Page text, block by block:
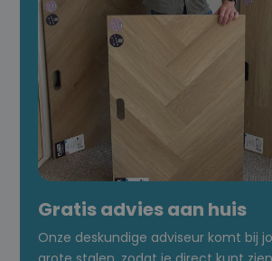
Gratis advies aan huis
Onze deskundige adviseur komt bij